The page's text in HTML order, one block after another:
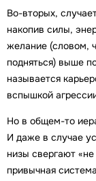
Во-вторых,
накопив силы,
желание (словом,
подняться) выше
называется
вспышкой
Но в общем-то
И даже в случае
низы свергают
привычная